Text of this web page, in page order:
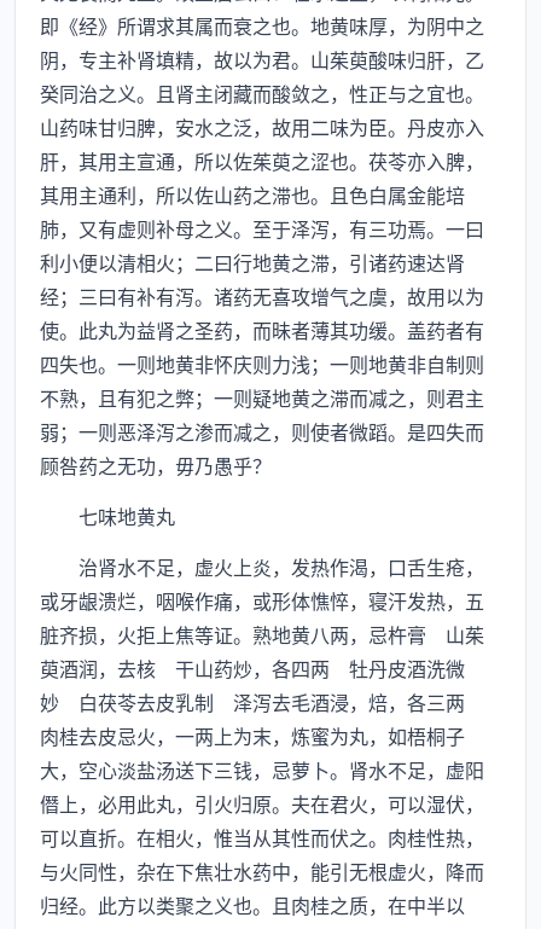
即《经》所谓求其属而衰之也。地黄味厚，为阴中之
阴，专主补肾填精，故以为君。山茱萸酸味归肝，乙
癸同治之义。且肾主闭藏而酸敛之，性正与之宜也。
山药味甘归脾，安水之泛，故用二味为臣。丹皮亦入
肝，其用主宣通，所以佐茱萸之涩也。茯苓亦入脾，
其用主通利，所以佐山药之滞也。且色白属金能培
肺，又有虚则补母之义。至于泽泻，有三功焉。一曰
利小便以清相火；二曰行地黄之滞，引诸药速达肾
经；三曰有补有泻。诸药无喜攻增气之虞，故用以为
使。此丸为益肾之圣药，而昧者薄其功缓。盖药者有
四失也。一则地黄非怀庆则力浅；一则地黄非自制则
不熟，且有犯之弊；一则疑地黄之滞而减之，则君主
弱；一则恶泽泻之渗而减之，则使者微蹈。是四失而
顾咎药之无功，毋乃愚乎？
七味地黄丸
治肾水不足，虚火上炎，发热作渴，口舌生疮，
或牙龈溃烂，咽喉作痛，或形体憔悴，寝汗发热，五
脏齐损，火拒上焦等证。熟地黄八两，忌杵膏 山茱
萸酒润，去核 干山药炒，各四两 牡丹皮酒洗微
妙 白茯苓去皮乳制 泽泻去毛酒浸，焙，各三两
肉桂去皮忌火，一两上为末，炼蜜为丸，如梧桐子
大，空心淡盐汤送下三钱，忌萝卜。肾水不足，虚阳
僭上，必用此丸，引火归原。夫在君火，可以湿伏，
可以直折。在相火，惟当从其性而伏之。肉桂性热，
与火同性，杂在下焦壮水药中，能引无根虚火，降而
归经。此方以类聚之义也。且肉桂之质，在中半以